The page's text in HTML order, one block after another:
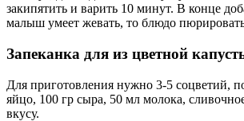
закипятить и варить 10 минут. В конце
малыш умеет жевать, то блюдо
Запеканка для из цветной
Для приготовления нужно 3-5 соцветий,
яйцо, 100 гр сыра, 50 мл молока,
вкусу.